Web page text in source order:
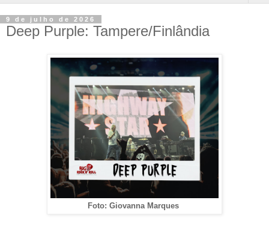
9 de julho de 2026
Deep Purple: Tampere/Finlândia
Foto: Giovanna Marques